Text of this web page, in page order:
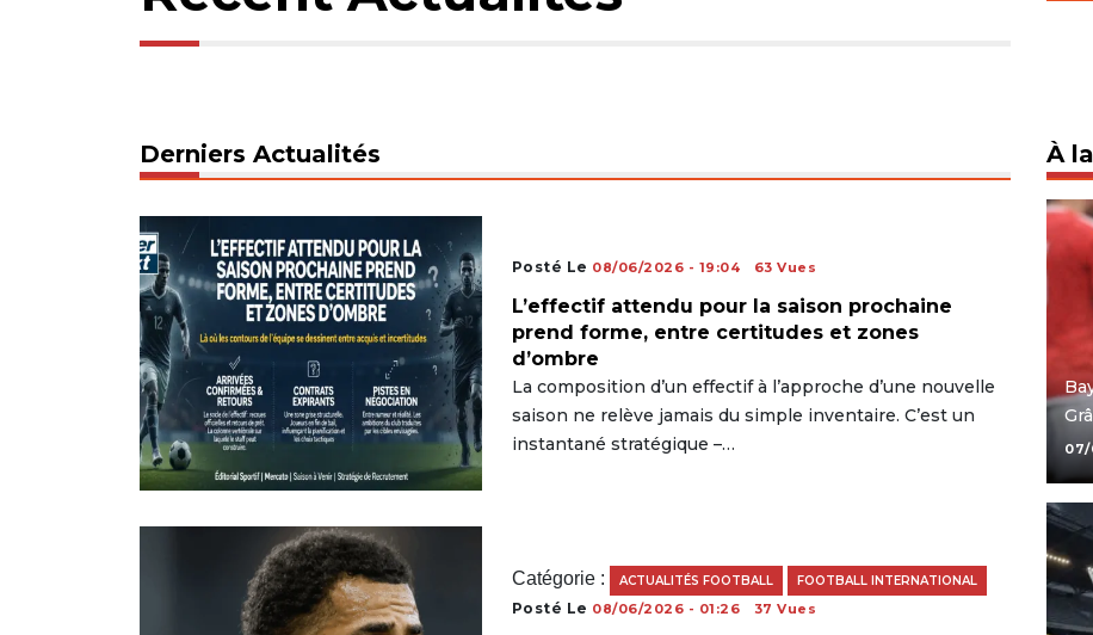
Derniers Actualités
Posté Le 08/06/2026 - 19:04 63 Vues
L’effectif attendu pour la saison prochaine
prend forme, entre certitudes et zones
d’ombre
La composition d’un effectif à l’approche d’une nouvelle
saison ne relève jamais du simple inventaire. C’est un
instantané stratégique –…
Catégorie : ACTUALITÉS FOOTBALL FOOTBALL INTERNATIONAL
Posté Le 08/06/2026 - 01:26 37 Vues
À
07/